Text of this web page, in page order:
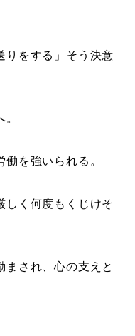
りをする 」そう決意
を強いられる。
しく何度もくじけそ
まされ、心の支えと